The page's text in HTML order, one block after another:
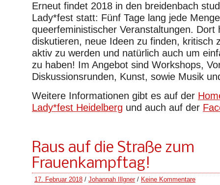
Erneut findet 2018 in den breidenbach
Lady*fest statt: Fünf Tage lang jede Menge
queerfeministischer Veranstaltungen. Dort
diskutieren, neue Ideen zu finden, kritisch
aktiv zu werden und natürlich auch um
zu haben! Im Angebot sind Workshops,
Diskussionsrunden, Kunst, sowie Musik
Weitere Informationen gibt es auf der
Lady*fest Heidelberg und auch auf der
Raus auf die Straße zum
Frauenkampftag!
17. Februar 2018 / Johannah Illgner/ Keine Kommentare